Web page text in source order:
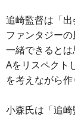
追崎監督は「
ファンタジー
一緒できると
Aをリスペクト
を考えながら作
小森氏は「追